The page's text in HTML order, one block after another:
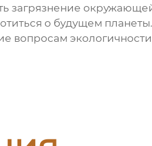
загрязнение
о будущем планеты.
экологичности